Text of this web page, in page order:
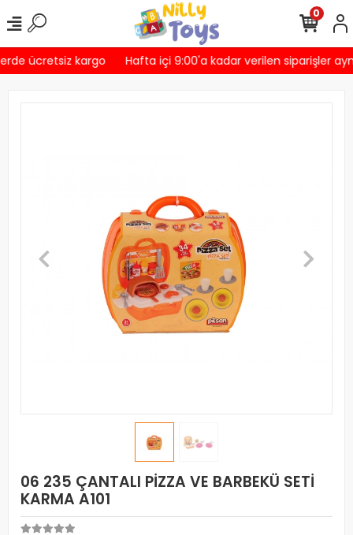
ücretsiz kargo Hafta içi 9:00'a kadar verilen siparişler
0
06 235 ÇANTALI PİZZA VE BARBEKÜ SETİ
KARMA A101